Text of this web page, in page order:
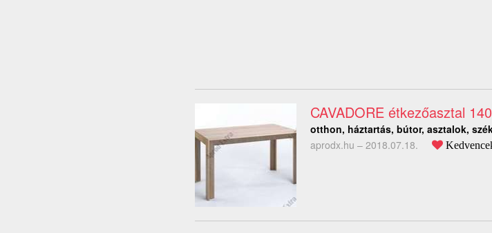
CAVADORE étkezőasztal
otthon, háztartás, bútor, asztalok,
aprodx.hu – 2018.07.18.